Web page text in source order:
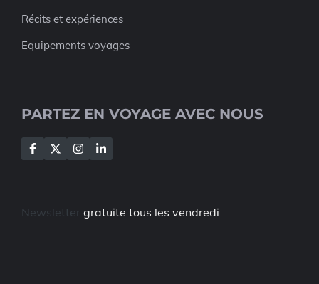
Récits et expériences
Equipements voyages
PARTEZ EN VOYAGE AVEC NOUS
Newsletter gratuite tous les vendredi